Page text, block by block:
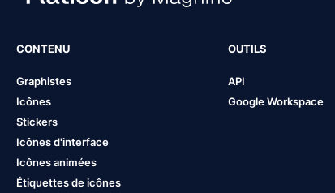
CONTENU
Graphistes
Icônes
Stickers
Icônes d'interface
Icônes animées
Étiquettes de icônes
OUTILS
API
Google Workspace